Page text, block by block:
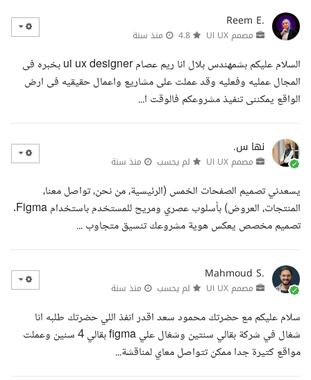
Reem E.
مصمم UI UX منذ سنة
السلام عليكم بشمهندس بلال انا ريم عصام ui ux designer بخبره فى
المجال عمليه وفعليه وقد عملت على مشاريع واعمال حقيقيه فى ارض
الواقع يمكننى تنفيذ مشروعكم فالوقت ا...
نها س.
مصمم UI UX لم يحسب منذ سنة
يسعدني تصميم الصفحات الخمس (الرئيسية، من نحن، تواصل معنا،
المنتجات، العروض) بأسلوب عصري ومريح للمستخدم باستخدام Figma.
تصميم مخصص يعكس هوية مشروعك تنسيق متجاوب ...
Mahmoud S.
مصمم UI UX لم يحسب منذ سنة
سلام عليكم مع حضرتك محمود سعد اقدر انفذ اللي حضرتك طلبه انا
شغال في شركة بقالي سنتين وشغال علي figma بقالي 4 سنين وعملت
مواقع كتيرة جدا ممكن تتواصل معاي لمناقشة...